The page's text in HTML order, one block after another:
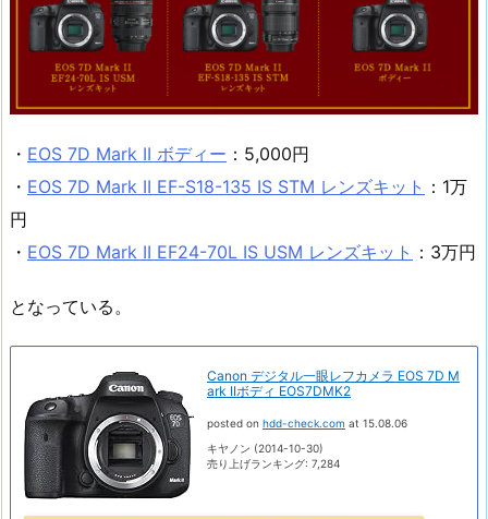
・ EOS 7D Mark II ボディー ：5,000円
・ EOS 7D Mark II EF-S18-135 IS STM レンズキット ：1万
円
・ EOS 7D Mark II EF24-70L IS USM レンズキット ：3万円
となっている。
Canon デジタル一眼レフカメラ EOS 7D M
ark IIボディ EOS7DMK2
posted on hdd-check.com at 15.08.06
キヤノン (2014-10-30)
売り上げランキング: 7,284